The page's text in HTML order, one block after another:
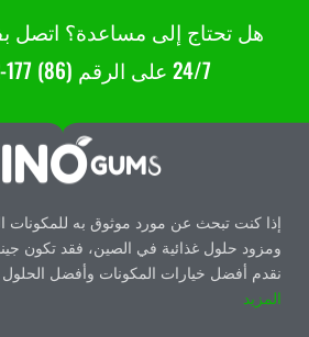
هل تحتاج إلى مساعدة؟ اتصل
24/7 على الرقم (86) 177-5252-1239
إذا كنت تبحث عن مورد موثوق به للمكونات
ومزود حلول غذائية في الصين، فقد تكون
نقدم أفضل خيارات المكونات وأفضل الحلول
المزيد